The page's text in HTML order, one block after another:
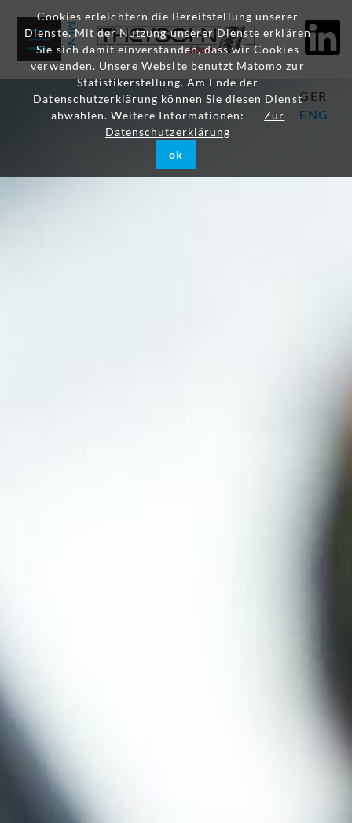
Cookies erleichtern die Bereitstellung unserer
Dienste. Mit der Nutzung unserer Dienste erklären
Sie sich damit einverstanden, dass wir Cookies
verwenden. Unsere Website benutzt Matomo zur
Statistikerstellung. Am Ende der
Datenschutzerklärung können Sie diesen Dienst
abwählen. Weitere Informationen:
Zur
Datenschutzerklärung
ok
GER
ENG